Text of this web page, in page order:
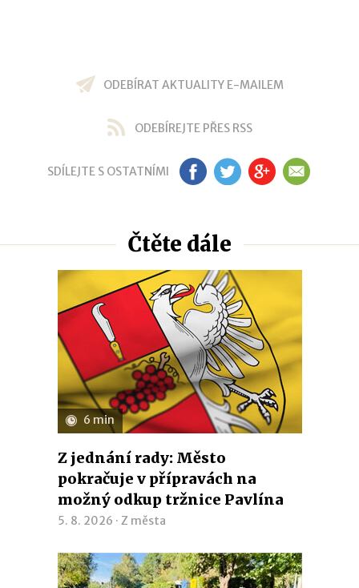
ODEBÍRAT AKTUALITY E-MAILEM
ODEBÍREJTE PŘES RSS
SDÍLEJTE S OSTATNÍMI FB TW GP EM
Čtěte dále
6 min
Z jednání rady: Město
pokračuje v přípravách na
možný odkup tržnice Pavlína
5. 8. 2026 · Z města